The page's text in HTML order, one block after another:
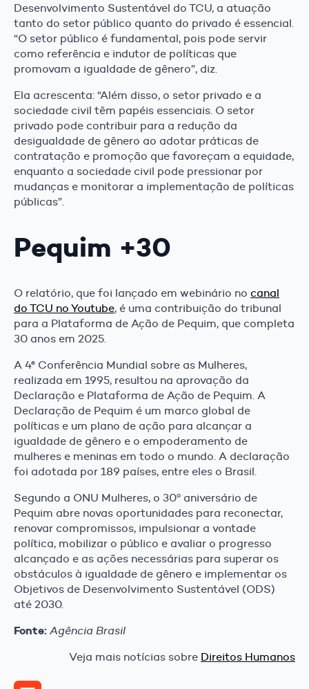
Desenvolvimento Sustentável do TCU, a atuação
tanto do setor público quanto do privado é essencial.
“O setor público é fundamental, pois pode servir
como referência e indutor de políticas que
promovam a igualdade de gênero”, diz.
Ela acrescenta: “Além disso, o setor privado e a
sociedade civil têm papéis essenciais. O setor
privado pode contribuir para a redução da
desigualdade de gênero ao adotar práticas de
contratação e promoção que favoreçam a equidade,
enquanto a sociedade civil pode pressionar por
mudanças e monitorar a implementação de políticas
públicas”.
Pequim +30
O relatório, que foi lançado em webinário no canal
do TCU no Youtube, é uma contribuição do tribunal
para a Plataforma de Ação de Pequim, que completa
30 anos em 2025.
A 4ª Conferência Mundial sobre as Mulheres,
realizada em 1995, resultou na aprovação da
Declaração e Plataforma de Ação de Pequim. A
Declaração de Pequim é um marco global de
políticas e um plano de ação para alcançar a
igualdade de gênero e o empoderamento de
mulheres e meninas em todo o mundo. A declaração
foi adotada por 189 países, entre eles o Brasil.
Segundo a ONU Mulheres, o 30º aniversário de
Pequim abre novas oportunidades para reconectar,
renovar compromissos, impulsionar a vontade
política, mobilizar o público e avaliar o progresso
alcançado e as ações necessárias para superar os
obstáculos à igualdade de gênero e implementar os
Objetivos de Desenvolvimento Sustentável (ODS)
até 2030.
Fonte: Agência Brasil
Veja mais notícias sobre Direitos Humanos